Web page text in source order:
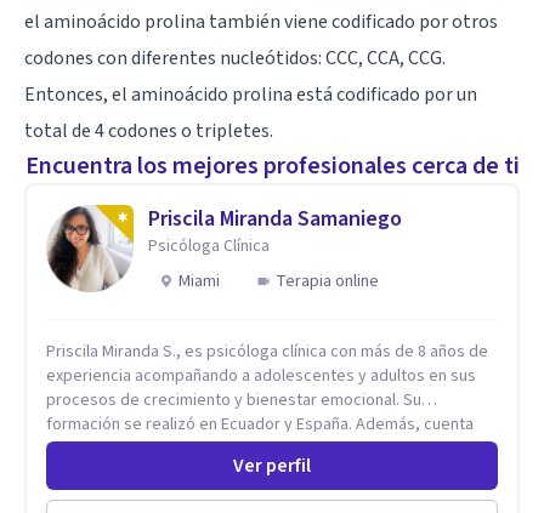
el aminoácido prolina también viene codificado por otros
codones con diferentes nucleótidos: CCC, CCA, CCG.
Entonces, el aminoácido prolina está codificado por un
total de 4 codones o tripletes.
Encuentra los mejores profesionales cerca de ti
Priscila Miranda Samaniego
Psicóloga Clínica
Miami
Terapia online
Priscila Miranda S., es psicóloga clínica con más de 8 años de
experiencia acompañando a adolescentes y adultos en sus
procesos de crecimiento y bienestar emocional. Su
formación se realizó en Ecuador y España. Además, cuenta
con un Máster en Psicooncología (INEFOC) y diversos
diplomados que respaldan su práctica profesional. Se
especializo en ansiedad, autoestima, dependencia
Ver perfil